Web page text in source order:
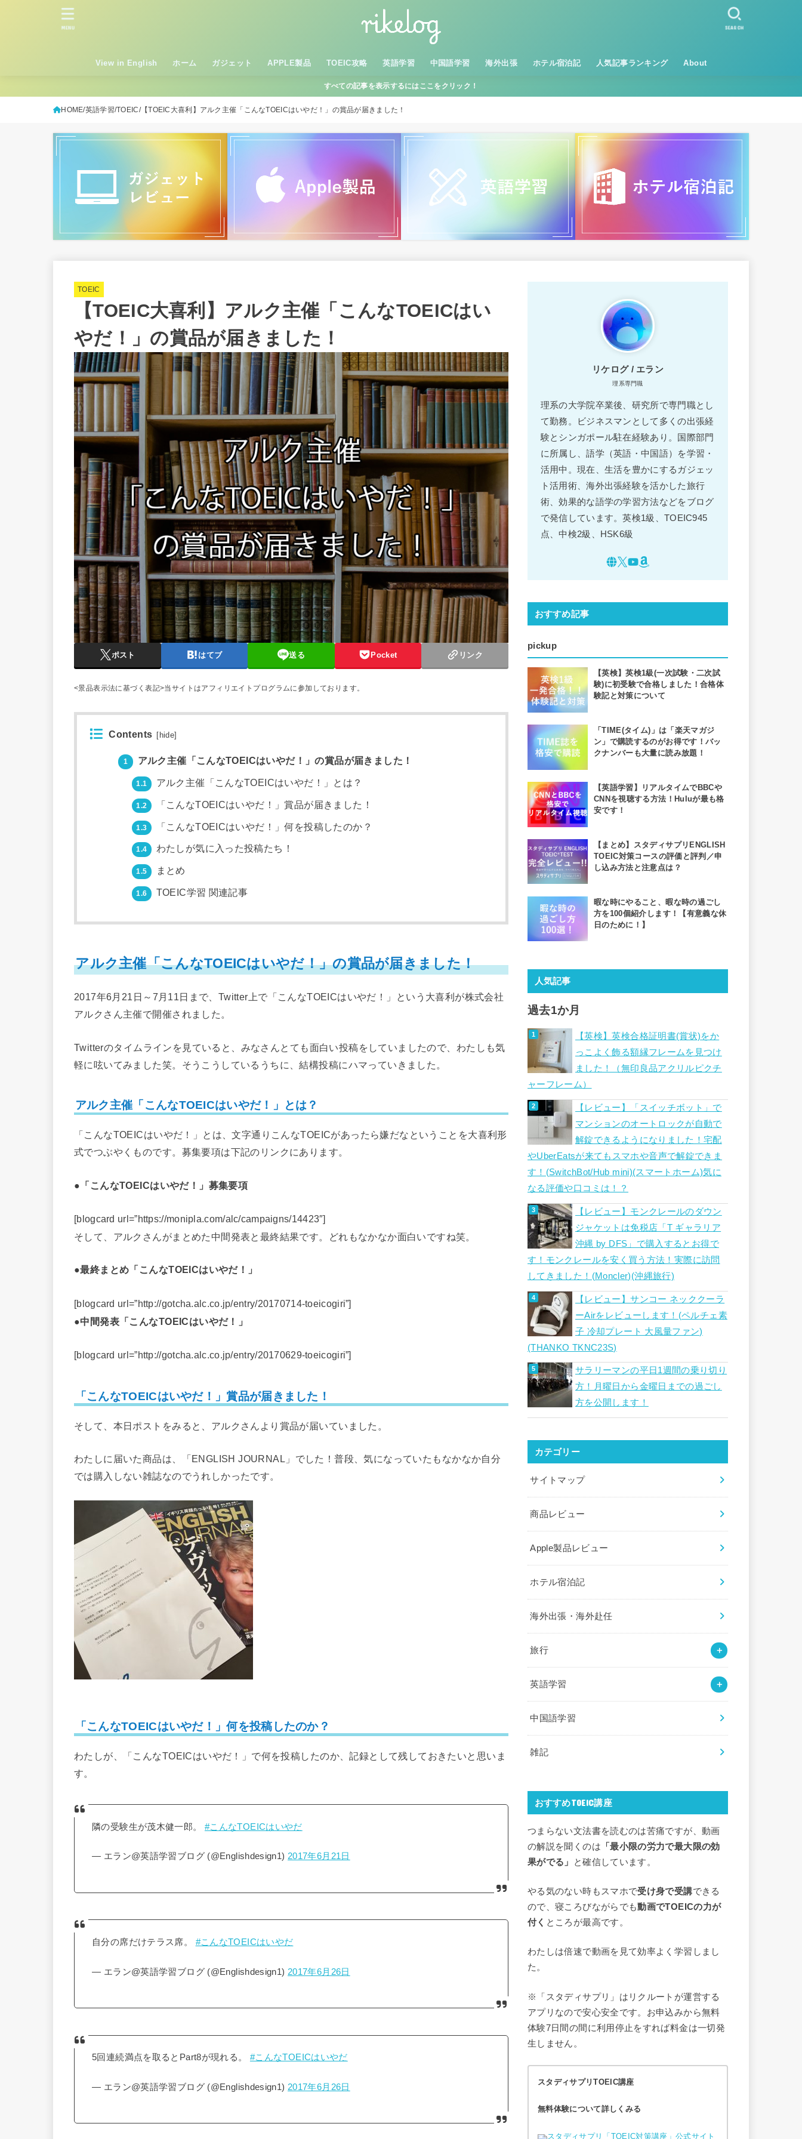
View in English ホーム ガジェット APPLE製品 TOEIC攻略 英語学習 中国語学習 海外出張 ホテル宿泊記 人気記事ランキング About
SEARCH
MENU
すべての記事を表示するにはここをクリック！
HOME 英語学習 TOEIC 【TOEIC大喜利】アルク主催「こんなTOEICはいやだ！」の賞品が届きました！
TOEIC
【TOEIC大喜利】アルク主催「こんなTOEICはい
やだ！」の賞品が届きました！
ポスト はてブ 送る Pocket リンク
<景品表示法に基づく表記>当サイトはアフィリエイトプログラムに参加しております。
Contents [ hide]
1 アルク主催「こんなTOEICはいやだ！」の賞品が届きました！
1.1 アルク主催「こんなTOEICはいやだ！」とは？
1.2 「こんなTOEICはいやだ！」賞品が届きました！
1.3 「こんなTOEICはいやだ！」何を投稿したのか？
1.4 わたしが気に入った投稿たち！
1.5 まとめ
1.6 TOEIC学習 関連記事
アルク主催「こんなTOEICはいやだ！」の賞品が届きました！
2017年6月21日～7月11日まで、Twitter上で「こんなTOEICはいやだ！」という大喜利が株式会社
アルクさん主催で開催されました。
Twitterのタイムラインを見ていると、みなさんとても面白い投稿をしていましたので、わたしも気
軽に呟いてみました笑。そうこうしているうちに、結構投稿にハマっていきました。
アルク主催「こんなTOEICはいやだ！」とは？
「こんなTOEICはいやだ！」とは、文字通りこんなTOEICがあったら嫌だなということを大喜利形
式でつぶやくものです。募集要項は下記のリンクにあります。
●「こんなTOEICはいやだ！」募集要項
[blogcard url=”https://monipla.com/alc/campaigns/14423″]
そして、アルクさんがまとめた中間発表と最終結果です。どれもなかなか面白いですね笑。
●最終まとめ「こんなTOEICはいやだ！」
[blogcard url=”http://gotcha.alc.co.jp/entry/20170714-toeicogiri”]
●中間発表「こんなTOEICはいやだ！」
[blogcard url=”http://gotcha.alc.co.jp/entry/20170629-toeicogiri”]
「こんなTOEICはいやだ！」賞品が届きました！
そして、本日ポストをみると、アルクさんより賞品が届いていました。
わたしに届いた商品は、「ENGLISH JOURNAL」でした！普段、気になっていたもなかなか自分
では購入しない雑誌なのでうれしかったです。
「こんなTOEICはいやだ！」何を投稿したのか？
わたしが、「こんなTOEICはいやだ！」で何を投稿したのか、記録として残しておきたいと思いま
す。
隣の受験生が茂木健一郎。 #こんなTOEICはいやだ
— エラン@英語学習ブログ (@Englishdesign1) 2017年6月21日
自分の席だけテラス席。 #こんなTOEICはいやだ
— エラン@英語学習ブログ (@Englishdesign1) 2017年6月26日
5回連続満点を取るとPart8が現れる。 #こんなTOEICはいやだ
— エラン@英語学習ブログ (@Englishdesign1) 2017年6月26日
リケログ / エラン
理系専門職
理系の大学院卒業後、研究所で専門職とし
て勤務。ビジネスマンとして多くの出張経
験とシンガポール駐在経験あり。国際部門
に所属し、語学（英語・中国語）を学習・
活用中。現在、生活を豊かにするガジェッ
ト活用術、海外出張経験を活かした旅行
術、効果的な語学の学習方法などをブログ
で発信しています。英検1級、TOEIC945
点、中検2級、HSK6級
おすすめ記事
pickup
【英検】英検1級(一次試験・二次試
験)に初受験で合格しました！合格体
験記と対策について
「TIME(タイム)」は「楽天マガジ
ン」で購読するのがお得です！バッ
クナンバーも大量に読み放題！
【英語学習】リアルタイムでBBCや
CNNを視聴する方法！Huluが最も格
安です！
【まとめ】スタディサプリENGLISH
TOEIC対策コースの評価と評判／申
し込み方法と注意点は？
暇な時にやること、暇な時の過ごし
方を100個紹介します！【有意義な休
日のために！】
人気記事
過去1か月
【英検】英検合格証明書(賞状)をか
っこよく飾る額縁フレームを見つけ
ました！（無印良品アクリルピクチ
ャーフレーム）
【レビュー】「スイッチボット」で
マンションのオートロックが自動で
解錠できるようになりました！宅配
やUberEatsが来てもスマホや音声で解錠できま
す！(SwitchBot/Hub mini)(スマートホーム)気に
なる評価や口コミは！？
【レビュー】モンクレールのダウン
ジャケットは免税店「T ギャラリア
沖縄 by DFS」で購入するとお得で
す！モンクレールを安く買う方法！実際に訪問
してきました！(Moncler)(沖縄旅行)
【レビュー】サンコー ネッククーラ
ーAirをレビューします！(ペルチェ素
子 冷却プレート 大風量ファン)
(THANKO TKNC23S)
サラリーマンの平日1週間の乗り切り
方！月曜日から金曜日までの過ごし
方を公開します！
カテゴリー
サイトマップ
商品レビュー
Apple製品レビュー
ホテル宿泊記
海外出張・海外赴任
旅行
英語学習
中国語学習
雑記
おすすめTOEIC講座
つまらない文法書を読むのは苦痛ですが、動画
の解説を聞くのは 「最小限の労力で最大限の効
果がでる」
と確信しています。
やる気のない時もスマホで受け身で受講できる
ので、寝ころびながらでも動画でTOEICの力が
付く ところが最高です。
わたしは倍速で動画を見て効率よく学習しまし
た。
※「スタディサプリ」はリクルートが運営する
アプリなので安心安全です。お申込みから無料
体験7日間の間に利用停止をすれば料金は一切発
生しません。
スタディサプリTOEIC講座
無料体験について詳しくみる
スタディサプリ「TOEIC対策講座」公式サイト